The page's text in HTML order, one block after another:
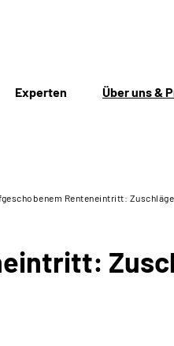
Experten Über uns &
Renteneintritt: